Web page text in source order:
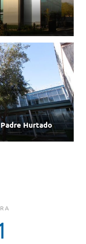
Hurtado